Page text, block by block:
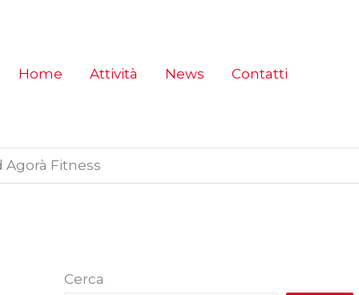
Home Attività News Contatti
Agorà Fitness
Cerca